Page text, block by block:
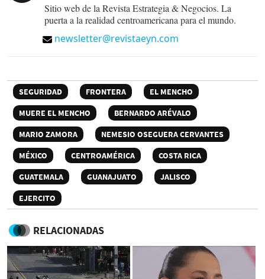
Sitio web de la Revista Estrategia & Negocios. La
puerta a la realidad centroamericana para el mundo.
newsletter@revistaeyn.com
SEGURIDAD FRONTERA
EL MENCHO
MUERE EL MENCHO
BERNARDO ARÉVALO
MARIO ZAMORA
NEMESIO OSEGUERA CERVANTES
MÉXICO
CENTROAMÉRICA
COSTA RICA
GUATEMALA
GUANAJUATO
JALISCO
EJERCITO
RELACIONADAS